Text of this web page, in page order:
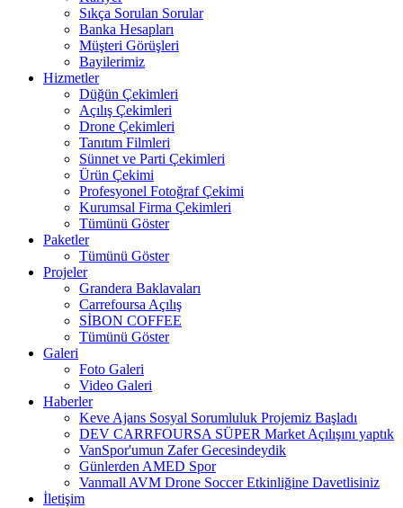
Sıkça Sorulan Sorular
Banka Hesapları
Müşteri Görüşleri
Bayilerimiz
Hizmetler
Düğün Çekimleri
Açılış Çekimleri
Drone Çekimleri
Tanıtım Filmleri
Sünnet ve Parti Çekimleri
Ürün Çekimi
Profesyonel Fotoğraf Çekimi
Kurumsal Firma Çekimleri
Tümünü Göster
Paketler
Tümünü Göster
Projeler
Grandera Baklavaları
Carrefoursa Açılış
SİBON COFFEE
Tümünü Göster
Galeri
Foto Galeri
Video Galeri
Haberler
Keve Ajans Sosyal Sorumluluk Projemiz Başladı
DEV CARRFOURSA SÜPER Market Açılışını yaptık
VanSpor'umun Zafer Gecesindeydik
Günlerden AMED Spor
Vanmall AVM Drone Soccer Etkinliğine Davetlisiniz
İletişim